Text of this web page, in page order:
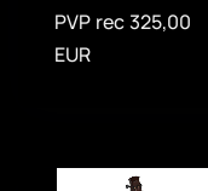
PVP rec 325,00
EUR